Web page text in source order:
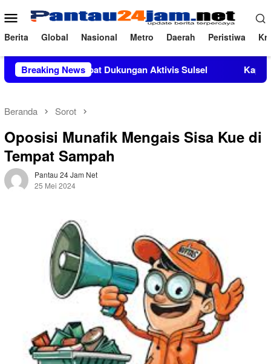
ke
konten
Menu
Mobile
Berita Global Nasional Metro Daerah Peristiwa
Breaking News
Mendapat Dukungan Aktivis Sulsel Kapolres
Beranda Sorot
Oposisi Munafik Mengais Sisa Kue di
Tempat Sampah
Pantau 24 Jam Net
25 Mei 2024